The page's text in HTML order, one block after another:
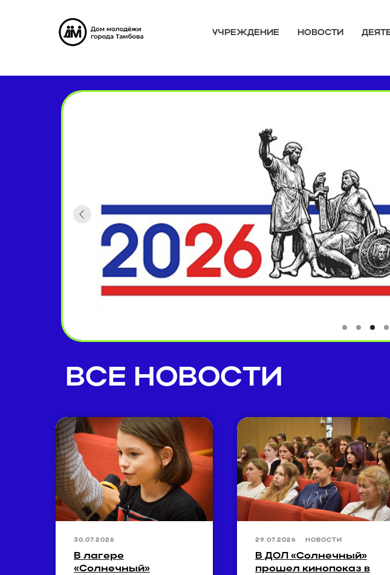
УЧРЕЖДЕНИЕ НОВОСТИ
ВСЕ НОВОСТИ
30.07.2026
В лагере
«Солнечный»
29.07.2026 НОВОСТИ
В ДОЛ «Солнечный»
прошел кинопоказ в